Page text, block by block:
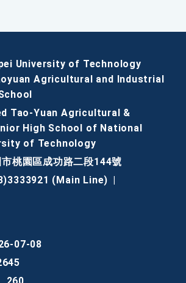
University of Technology
Agricultural and Industrial
Tao-Yuan Agricultural &
High School of National
of Technology
桃園區成功路二段144號
(Main Line)
07-08